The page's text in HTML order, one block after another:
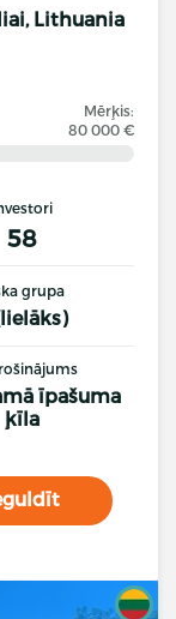
Lithuania
Mērķis:
80 000 €
58
grupa
īpašuma
ķīla